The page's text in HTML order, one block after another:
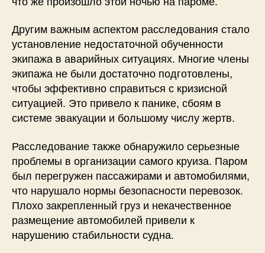
Другим важным аспектом расследования стало
установление недостаточной обученности
экипажа в аварийных ситуациях. Многие члены
экипажа не были достаточно подготовлены,
чтобы эффективно справиться с кризисной
ситуацией. Это привело к панике, сбоям в
системе эвакуации и большому числу жертв.
Расследование также обнаружило серьезные
проблемы в организации самого круиза. Паром
был перегружен пассажирами и автомобилями,
что нарушало нормы безопасности перевозок.
Плохо закрепленный груз и некачественное
размещение автомобилей привели к
нарушению стабильности судна.